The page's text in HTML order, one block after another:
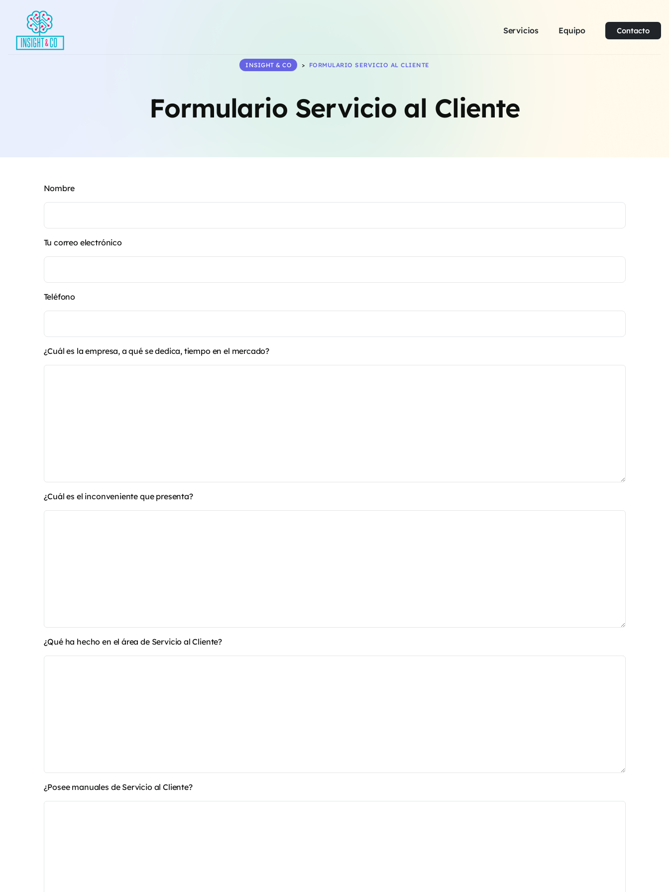
Servicios Equipo Contacto
Formulario Servicio al Cliente
INSIGHT & CO > FORMULARIO SERVICIO AL CLIENTE
Nombre
Tu correo electrónico
Teléfono
¿Cuál es la empresa, a qué se dedica, tiempo en el mercado?
¿Cuál es el inconveniente que presenta?
¿Qué ha hecho en el área de Servicio al Cliente?
¿Posee manuales de Servicio al Cliente?